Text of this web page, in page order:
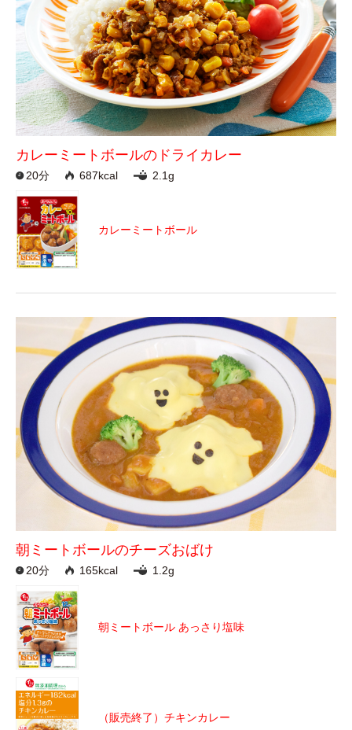
カレーミートボールのドライカレー
20分 687kcal 2.1g
カレーミートボール
朝ミートボールのチーズおばけ
20分 165kcal 1.2g
朝ミートボール あっさり塩味
（販売終了）チキンカレー